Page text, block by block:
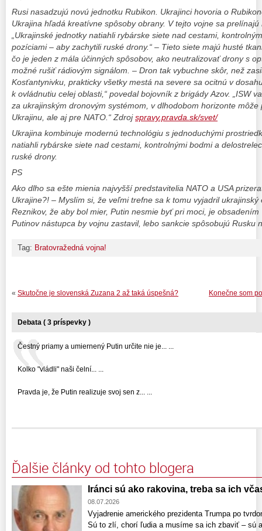
Rusi nasadzujú novú jednotku Rubikon. Ukrajinci hovoria o
Ukrajina hľadá kreatívne spôsoby obrany. V tejto vojne sa
„Ukrajinské jednotky natiahli rybárske siete nad cestami,
pozíciami – aby zachytili ruské drony.“ – Tieto siete majú husté
čo je jeden z mála účinných spôsobov, ako neutralizovať drony s
možné rušiť rádiovým signálom. – Dron tak vybuchne skôr, než
Kosťantynivku, prakticky všetky mestá na severe sa ocitnú v
k ovládnutiu celej oblasti,“ povedal bojovník z brigády Azov. „ISW
za ukrajinským dronovým systémom, v dlhodobom horizonte
Ukrajinu, ale aj pre NATO.“ Zdrojspravy.pravda.sk/svet/
Ukrajina kombinuje modernú technológiu s jednoduchými
natiahli rybárske siete nad cestami, kontrolnými bodmi a
ruské drony.
PS
Ako dlho sa ešte mienia najvyšší predstavitelia NATO a USA
Ukrajine?! – Myslím si, že veľmi trefne sa k tomu vyjadril
Reznikov, že aby bol mier, Putin nesmie byť pri moci, je
Putinov nástupca by vojnu zastavil, lebo sankcie spôsobujú Rusku
Tag: Bratovražedná vojna!
Konečne som
« Skutočne je slovenská Zuzana 2 až taká úspešná?
Debata ( 3 príspevky )
Čestný priamy a umiernený Putin určite nie je... ...
Kolko "vládli" naši čelní... ...
Pravda je, že Putin realizuje svoj sen z... ...
Ďalšie články od tohto blogera
Iránci sú ako rakovina, treba sa ich
08.07.2026
Vyjadrenie amerického prezidenta Trumpa po
Sú to zlí, chorí ľudia a musíme sa ich zbaviť – sú